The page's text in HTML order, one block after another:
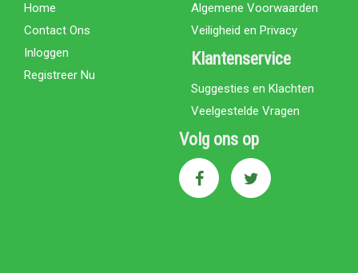
Home
Contact Ons
Inloggen
Registreer Nu
Algemene Voorwaarden
Veiligheid en Privacy
Klantenservice
Suggesties en Klachten
Veelgestelde Vragen
Volg ons op